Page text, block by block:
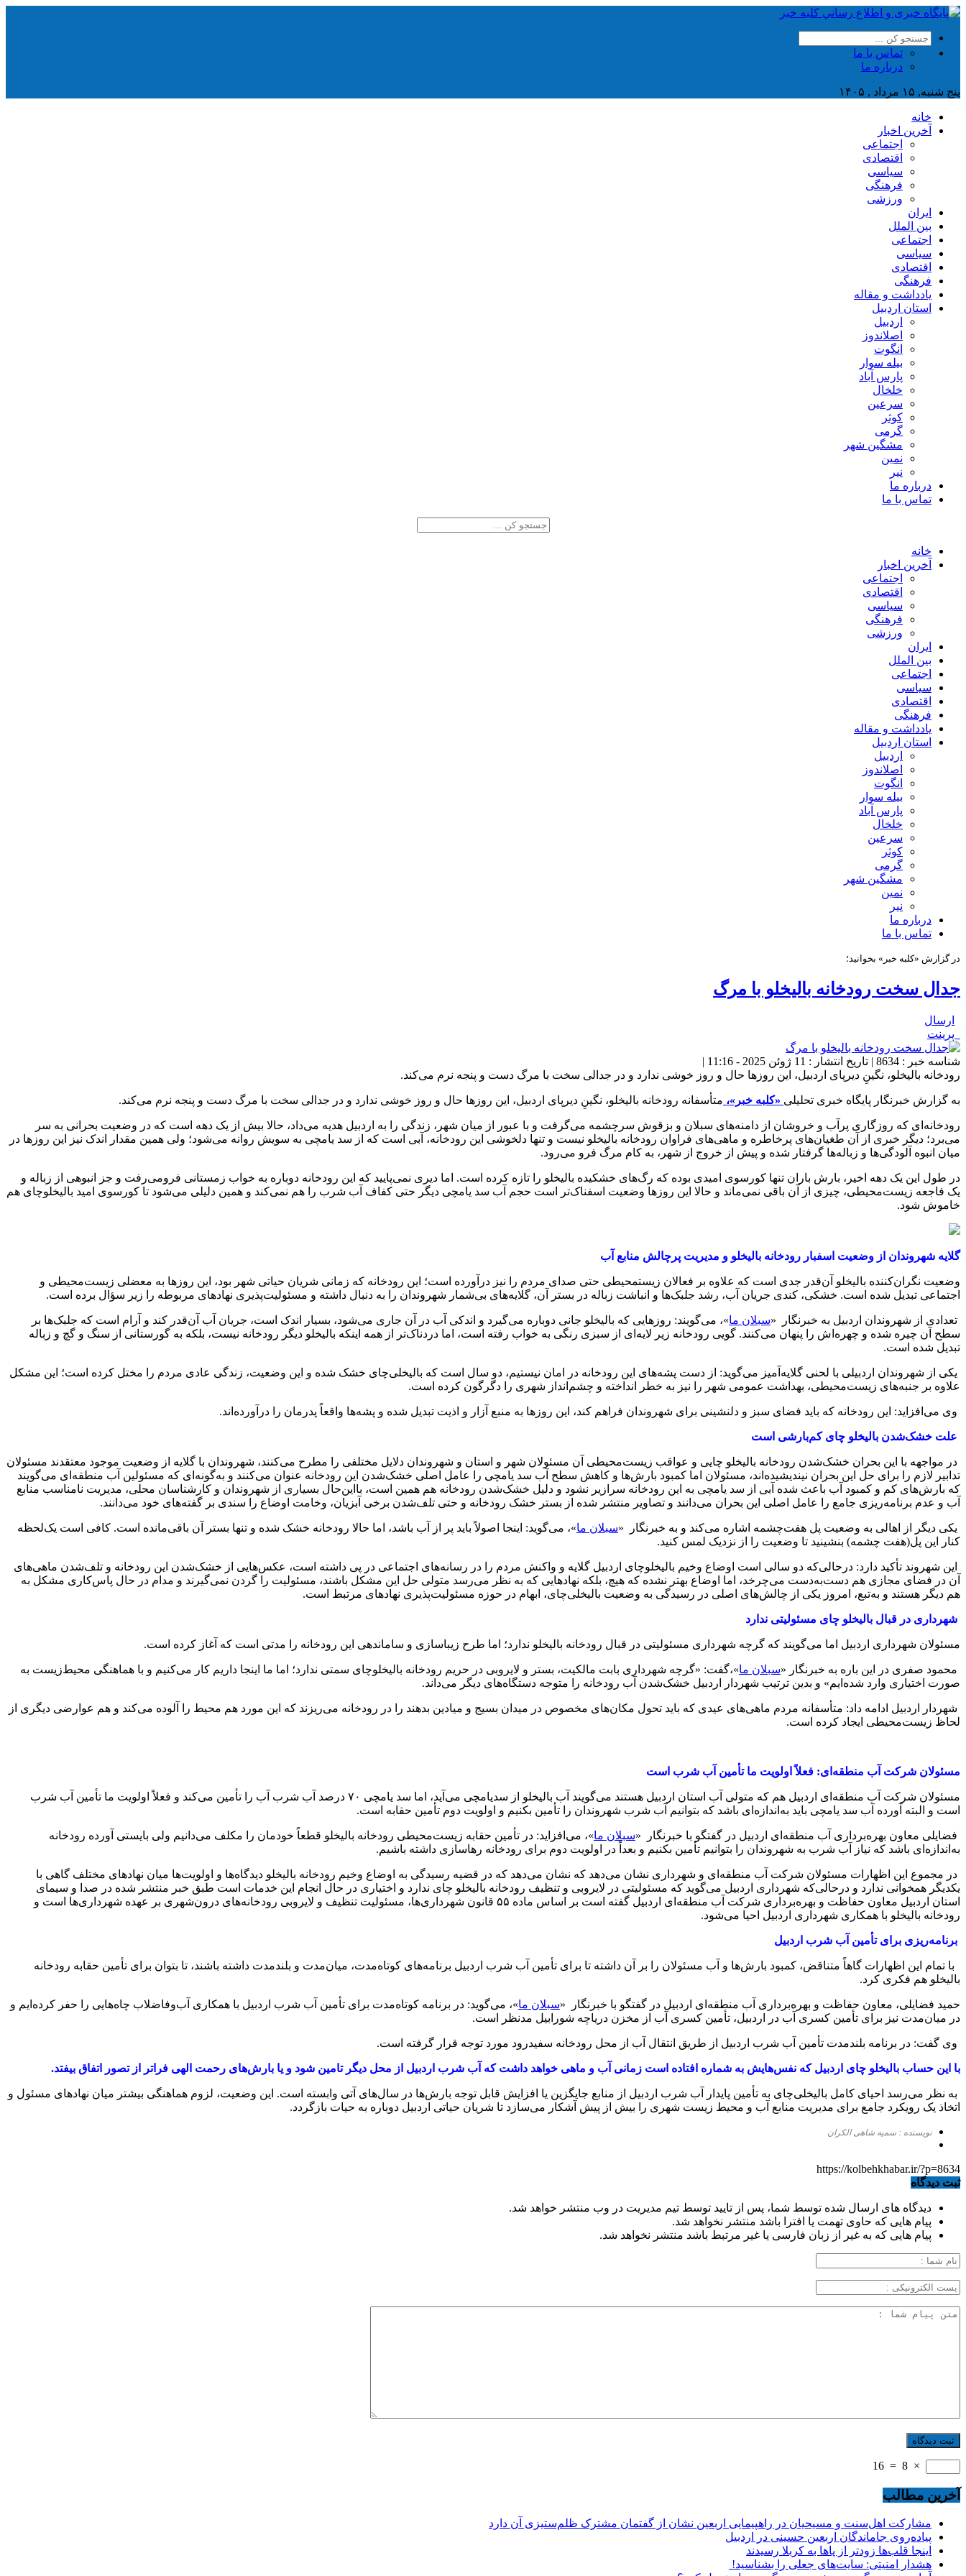
تماس با ما
درباره ما
پنج شنبه, ۱۵ مرداد , ۱۴۰۵
خانه
آخرین اخبار
اجتماعی
اقتصادی
سیاسی
فرهنگی
ورزشی
ایران
بین الملل
اجتماعی
سیاسی
اقتصادی
فرهنگی
یادداشت و مقاله
استان اردبیل
اردبیل
اصلاندوز
انگوت
بیله سوار
پارس آباد
خلخال
سرعین
کوثر
گرمی
مشگین شهر
نمین
نیر
درباره ما
تماس با ما
خانه
آخرین اخبار
اجتماعی
اقتصادی
سیاسی
فرهنگی
ورزشی
ایران
بین الملل
اجتماعی
سیاسی
اقتصادی
فرهنگی
یادداشت و مقاله
استان اردبیل
اردبیل
اصلاندوز
انگوت
بیله سوار
پارس آباد
خلخال
سرعین
کوثر
گرمی
مشگین شهر
نمین
نیر
درباره ما
تماس با ما
در گزارش «کلبه خبر» بخوانید؛
جدال سخت رودخانه بالیخلو با مرگ
ارسال
پرینت
شناسه خبر : 8634 | تاریخ انتشار : 11 ژوئن 2025 - 11:16 |
رودخانه بالیخلو، نگینِ دیرپای اردبیل، این روزها حال و روز خوشی ندارد و در جدالی سخت با مرگ دست و پنجه نرم می‌کند.
به گزارش خبرنگار پایگاه خبری تحلیلی «کلبه خبر»، متأسفانه رودخانه بالیخلو، نگینِ دیرپای اردبیل، این روزها حال و روز خوشی ندارد و در جدالی سخت با مرگ دست و پنجه نرم می‌کند.
رودخانه‌ای که روزگاری پرآب و خروشان از دامنه‌های سبلان و بزقوش سرچشمه می‌گرفت و با عبور از میان شهر، زندگی را به اردبیل هدیه می‌داد، حالا بیش از یک دهه است که در وضعیت بحرانی به سر
می‌برد؛ دیگر خبری از آن طغیان‌های پرخاطره و ماهی‌های فراوان رودخانه بالیخلو نیست و تنها دلخوشی این رودخانه، آبی است که از سد یامچی به سویش روانه می‌شود؛ ولی همین مقدار اندک نیز این روزها در
میان انبوه آلودگی‌ها و زباله‌ها گرفتار شده و پیش از خروج از شهر، به کام مرگ فرو می‌رود.
در طول این یک دهه اخیر، بارش باران تنها کورسوی امیدی بوده که رگ‌های خشکیده بالیخلو را تازه کرده است. اما دیری نمی‌پایید که این رودخانه دوباره به خواب زمستانی فرومی‌رفت و جز انبوهی از زباله و
یک فاجعه زیست‌محیطی، چیزی از آن باقی نمی‌ماند و حالا این روزها وضعیت اسفناک‌تر است حجم آب سد یامچی دیگر حتی کفاف آب شرب را هم نمی‌کند و همین دلیلی می‌شود تا کورسوی امید بالیخلوچای هم
خاموش شود.
گلایه شهروندان از وضعیت اسفبار رودخانه بالیخلو و مدیریت پرچالش منابع آب
وضعیت نگران‌کننده بالیخلو آن‌قدر جدی است که علاوه بر فعالان زیست‎محیطی حتی صدای مردم را نیز درآورده است؛ این رودخانه که زمانی شریان حیاتی شهر بود، این روزها به معضلی زیست‌محیطی و
اجتماعی تبدیل شده است. خشکی، کندی جریان آب، رشد جلبک‌ها و انباشت زباله در بستر آن، گلایه‌های بی‌شمار شهروندان را به دنبال داشته و مسئولیت‌پذیری نهادهای مربوطه را زیر سؤال برده است.
تعدادی از شهروندان اردبیل به خبرنگار «سبلان ما»، می‌گویند: روزهایی که بالیخلو جانی دوباره می‌گیرد و اندکی آب در آن جاری می‌شود، بسیار اندک است، جریان آب آن‌قدر کند و آرام است که جلبک‌ها بر
سطح آن چیره شده و چهره‌اش را پنهان می‌کنند. گویی رودخانه زیر لایه‌ای از سبزی رنگی به خواب رفته است، اما دردناک‌تر از همه اینکه بالیخلو دیگر رودخانه نیست، بلکه به گورستانی از سنگ و گچ و زباله
تبدیل شده است.
یکی از شهروندان اردبیلی با لحنی گلایه‌آمیز می‌گوید: از دست پشه‌های این رودخانه در امان نیستیم، دو سال است که بالیخلی‌چای خشک شده و این وضعیت، زندگی عادی مردم را مختل کرده است؛ این مشکل
علاوه بر جنبه‌های زیست‌محیطی، بهداشت عمومی شهر را نیز به خطر انداخته و چشم‌انداز شهری را دگرگون کرده است.
وی می‌افزاید: این رودخانه که باید فضای سبز و دلنشینی برای شهروندان فراهم کند، این روزها به منبع آزار و اذیت تبدیل شده و پشه‌ها واقعاً پدرمان را درآورده‌اند.
علت خشک‌شدن بالیخلو چای کم‌بارشی است
در مواجهه با این بحران خشک‌شدن رودخانه بالیخلو چایی و عواقب زیست‌محیطی آن مسئولان شهر و استان و شهروندان دلایل مختلفی را مطرح می‌کنند، شهروندان با گلایه از وضعیت موجود معتقدند مسئولان
تدابیر لازم را برای حل این بحران نیندیشیده‌اند، مسئولان اما کمبود بارش‌ها و کاهش سطح آب سد یامچی را عامل اصلی خشک‌شدن این رودخانه عنوان می‌کنند و به‌گونه‌ای که مسئولین آب منطقه‌ای می‌گویند
که بارش‌های کم و کمبود آب باعث شده آبی از سد یامچی به این رودخانه سرازیر نشود و دلیل خشک‌شدن رودخانه هم همین است، بااین‌حال بسیاری از شهروندان و کارشناسان محلی، مدیریت نامناسب منابع
آب و عدم برنامه‌ریزی جامع را عامل اصلی این بحران می‌دانند و تصاویر منتشر شده از بستر خشک رودخانه و حتی تلف‌شدن برخی آبزیان، وخامت اوضاع را سندی بر گفته‌های خود می‌دانند.
یکی دیگر از اهالی به وضعیت پل هفت‌چشمه اشاره می‌کند و به خبرنگار «سبلان ما»، می‌گوید: اینجا اصولاً باید پر از آب باشد، اما حالا رودخانه خشک شده و تنها بستر آن باقی‌مانده است. کافی است یک‌لحظه
کنار این پل(هفت چشمه) بنشینید تا وضعیت را از نزدیک لمس کنید.
این شهروند تأکید دارد: درحالی‌که دو سالی است اوضاع وخیم بالیخلوچای اردبیل گلایه و واکنش مردم را در رسانه‌های اجتماعی در پی داشته است، عکس‌هایی از خشک‌شدن این رودخانه و تلف‌شدن ماهی‌های
آن در فضای مجازی هم دست‌به‌دست می‌چرخد، اما اوضاع بهتر نشده که هیچ، بلکه نهادهایی که به نظر می‌رسد متولی حل این مشکل باشند، مسئولیت را گردن نمی‌گیرند و مدام در حال پاس‌کاری مشکل به
هم دیگر هستند و به‌تبع، امروز یکی از چالش‌های اصلی در رسیدگی به وضعیت بالیخلی‌چای، ابهام در حوزه مسئولیت‌پذیری نهادهای مرتبط است.
شهرداری در قبال بالیخلو چای مسئولیتی ندارد
مسئولان شهرداری اردبیل اما می‌گویند که گرچه شهرداری مسئولیتی در قبال رودخانه بالیخلو ندارد؛ اما طرح زیباسازی و ساماندهی این رودخانه را مدتی است که آغاز کرده است.
محمود صفری در این باره به خبرنگار «سبلان ما»،گفت: «گرچه شهرداری بابت مالکیت، بستر و لایروبی در حریم رودخانه بالیخلوچای سمتی ندارد؛ اما ما اینجا داریم کار می‌کنیم و با هماهنگی محیط‌زیست به
صورت اختیاری وارد شده‌ایم» و بدین ترتیب شهردار اردبیل خشک‌شدن آب رودخانه را متوجه دستگاه‌های دیگر می‌داند.
شهردار اردبیل ادامه داد: متأسفانه مردم ماهی‌های عیدی که باید تحول مکان‌های مخصوص در میدان بسیج و میادین بدهند را در رودخانه می‌ریزند که این مورد هم محیط را آلوده می‌کند و هم عوارضی دیگری از
لحاظ زیست‌محیطی ایجاد کرده است.
مسئولان شرکت آب منطقه‌ای: فعلاً اولویت ما تأمین آب شرب است
مسئولان شرکت آب منطقه‌ای اردبیل هم که متولی آب استان اردبیل هستند می‌گویند آب بالیخلو از سدیامچی می‌آید، اما سد یامچی ۷۰ درصد آب شرب آب را تأمین می‌کند و فعلاً اولویت ما تأمین آب شرب
است و البته آورده آب سد یامچی باید به‌اندازه‌ای باشد که بتوانیم آب شرب شهروندان را تأمین بکنیم و اولویت دوم تأمین حقابه است.
فضایلی معاون بهره‌برداری آب منطقه‌ای اردبیل در گفتگو با خبرنگار «سبلان ما»، می‌افزاید: در تأمین حقابه زیست‌محیطی رودخانه بالیخلو قطعاً خودمان را مکلف می‌دانیم ولی بایستی آورده رودخانه
به‌اندازه‌ای باشد که نیاز آب شرب به شهروندان را بتوانیم تأمین بکنیم و بعداً در اولویت دوم برای رودخانه رهاسازی داشته باشیم.
در مجموع این اظهارات مسئولان شرکت آب منطقه‌ای و شهرداری نشان می‌دهد که نشان می‌دهد که در قضیه رسیدگی به اوضاع وخیم رودخانه بالیخلو دیدگاه‌ها و اولویت‌ها میان نهادهای مختلف گاهی با
یکدیگر همخوانی ندارد و درحالی‌که شهرداری اردبیل می‌گوید که مسئولیتی در لایروبی و تنظیف رودخانه بالیخلو چای ندارد و اختیاری در حال انجام این خدمات است طبق خبر منتشر شده در صدا و سیمای
استان اردبیل معاون حفاظت و بهره‌برداری شرکت آب منطقه‌ای اردبیل گفته است بر اساس ماده ۵۵ قانون شهرداری‌ها، مسئولیت تنظیف و لایروبی رودخانه‌های درون‌شهری بر عهده شهرداری‌ها است و
رودخانه بالیخلو با همکاری شهرداری اردبیل احیا می‌شود.
برنامه‌ریزی برای تأمین آب شرب اردبیل
با تمام این اظهارات گاهاً متناقض، کمبود بارش‌ها و آب مسئولان را بر آن داشته تا برای تأمین آب شرب اردبیل برنامه‌های کوتاه‌مدت، میان‌مدت و بلندمدت داشته باشند، تا بتوان برای تأمین حقابه رودخانه
بالیخلو هم فکری کرد.
حمید فضایلی، معاون حفاظت و بهره‌برداری آب منطقه‌ای اردبیل در گفتگو با خبرنگار «سبلان ما»، می‌گوید: در برنامه کوتاه‌مدت برای تأمین آب شرب اردبیل با همکاری آب‌وفاضلاب چاه‌هایی را حفر کرده‌ایم و
در میان‌مدت نیز برای تأمین کسری آب در اردبیل، تأمین کسری آب از مخزن دریاچه شورابیل مدنظر است.
وی گفت: در برنامه بلندمدت تأمین آب شرب اردبیل از طریق انتقال آب از محل رودخانه سفیدرود مورد توجه قرار گرفته است.
با این حساب بالیخلو چای اردبیل که نفس‌هایش به شماره افتاده است زمانی آب و ماهی خواهد داشت که آب شرب اردبیل از محل دیگر تامین شود و یا بارش‌های رحمت الهی فراتر از تصور اتفاق بیفتد.
به نظر می‌رسد احیای کامل بالیخلی‌چای به تأمین پایدار آب شرب اردبیل از منابع جایگزین یا افزایش قابل توجه بارش‌ها در سال‌های آتی وابسته است. این وضعیت، لزوم هماهنگی بیشتر میان نهادهای مسئول و
اتخاذ یک رویکرد جامع برای مدیریت منابع آب و محیط زیست شهری را بیش از پیش آشکار می‌سازد تا شریان حیاتی اردبیل دوباره به حیات بازگردد.
نویسنده : سمیه شاهی الکران
https://kolbehkhabar.ir/?p=8634
ثبت دیدگاه
دیدگاه های ارسال شده توسط شما، پس از تایید توسط تیم مدیریت در وب منتشر خواهد شد.
پیام هایی که حاوی تهمت یا افترا باشد منتشر نخواهد شد.
پیام هایی که به غیر از زبان فارسی یا غیر مرتبط باشد منتشر نخواهد شد.
×
8
=
16
آخرین مطالب
مشارکت اهل‌سنت و مسیحیان در راهپیمایی اربعین نشان از گفتمان مشترک ظلم‌ستیزی آن دارد
پیاده‌روی جاماندگان اربعین حسینی در اردبیل
اینجا قلب‌ها زودتر از پاها به کربلا رسیدند
هشدار امنیتی: سایت‌های جعلی را بشناسید!